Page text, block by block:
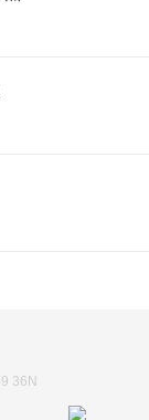
36N